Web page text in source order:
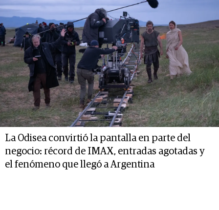
La Odisea convirtió la pantalla en parte del
negocio: récord de IMAX, entradas agotadas y
el fenómeno que llegó a Argentina